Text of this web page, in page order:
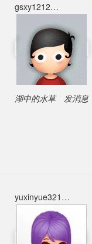
gsxy1212
湖中的水草 发消息
yuxinyue321